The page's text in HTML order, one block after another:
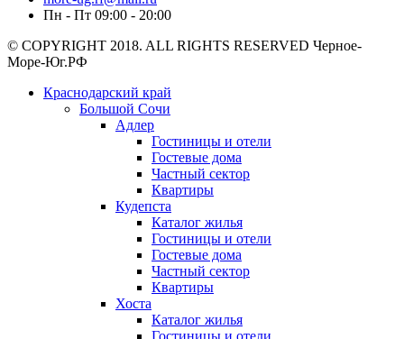
Пн - Пт 09:00 - 20:00
© COPYRIGHT 2018. ALL RIGHTS RESERVED Черное-
Море-Юг.РФ
Краснодарский край
Большой Сочи
Адлер
Гостиницы и отели
Гостевые дома
Частный сектор
Квартиры
Кудепста
Каталог жилья
Гостиницы и отели
Гостевые дома
Частный сектор
Квартиры
Хоста
Каталог жилья
Гостиницы и отели